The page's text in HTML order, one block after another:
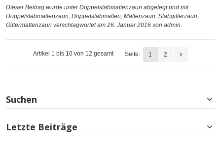
Dieser Beitrag wurde unterDoppelstabmattenzaun abgelegt und mit
Doppelstabmattenzaun, Doppelstabmatten, Mattenzaun, Stabgitterzaun,
Gittermattenzaun verschlagwortet am 26. Januar 2016 von admin.
Artikel 1 bis 10 von 12 gesamt Seite: 1 2
Suchen
Letzte Beiträge